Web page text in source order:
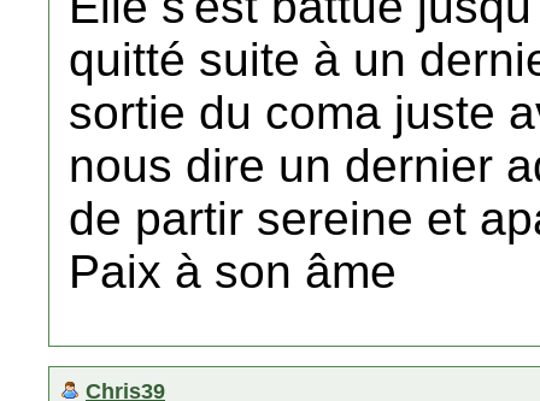
quitté suite à un
sortie du coma juste
nous dire un dernier
de partir sereine et
Paix à son âme
Chris39